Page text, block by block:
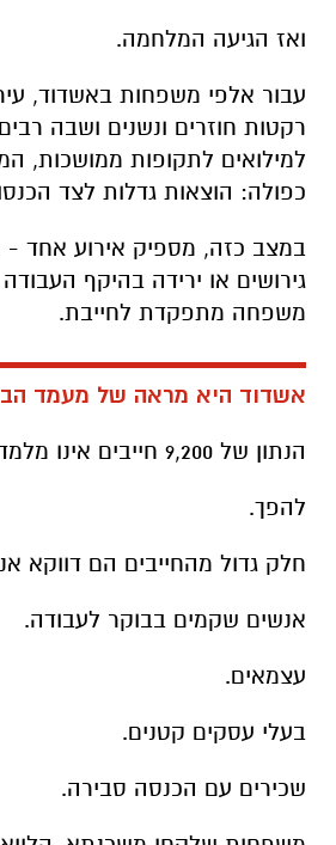
ואז הגיעה המלחמה.
עבור אלפי משפחות באשדוד,
רקטות חוזרים ונשנים ושבה רבים
למילואים לתקופות ממושכות,
כפולה: הוצאות גדלות לצד
במצב כזה, מספיק אירוע אחד -
גירושים או ירידה בהיקף
משפחה מתפקדת לחייבת.
אשדוד היא מראה של מעמד
הנתון של 9,200 חייבים אינו מלמד בהכרח על עוני.
להפך.
חלק גדול מהחייבים הם דווקא
אנשים שקמים בבוקר לעבודה.
עצמאים.
בעלי עסקים קטנים.
שכירים עם הכנסה סבירה.